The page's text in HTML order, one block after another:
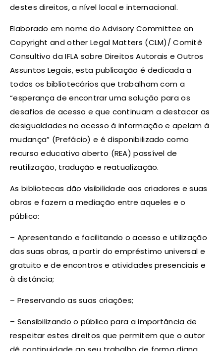
destes direitos, a nível local e internacional.
Elaborado em nome do Advisory Committee on
Copyright and other Legal Matters (CLM)/ Comitê
Consultivo da IFLA sobre Direitos Autorais e Outros
Assuntos Legais, esta publicação é dedicada a
todos os bibliotecários que trabalham com a
“esperança de encontrar uma solução para os
desafios de acesso e que continuam a destacar as
desigualdades no acesso à informação e apelam à
mudança” (Prefácio) e é disponibilizado como
recurso educativo aberto (REA) passível de
reutilização, tradução e reatualização.
As bibliotecas dão visibilidade aos criadores e suas
obras e fazem a mediação entre aqueles e o
público:
– Apresentando e facilitando o acesso e utilização
das suas obras, a partir do empréstimo universal e
gratuito e de encontros e atividades presenciais e
à distância;
– Preservando as suas criações;
– Sensibilizando o público para a importância de
respeitar estes direitos que permitem que o autor